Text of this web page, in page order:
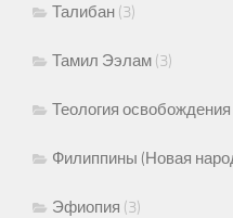
Талибан (3)
Тамил Ээлам (3)
Теология освобождения
Филиппины (Новая
Эфиопия (3)